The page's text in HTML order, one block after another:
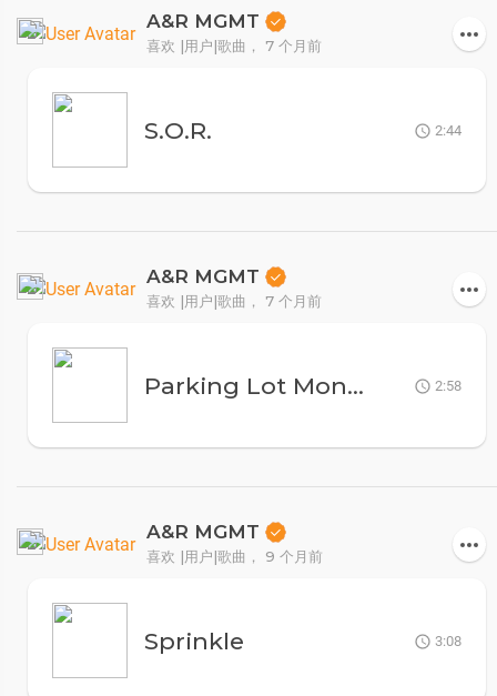
A&R MGMT
喜欢 |用户|歌曲， 7 个月前
S.O.R. 2:44
A&R MGMT
喜欢 |用户|歌曲， 7 个月前
Parking Lot Money 2:58
A&R MGMT
喜欢 |用户|歌曲， 9 个月前
Sprinkle 3:08